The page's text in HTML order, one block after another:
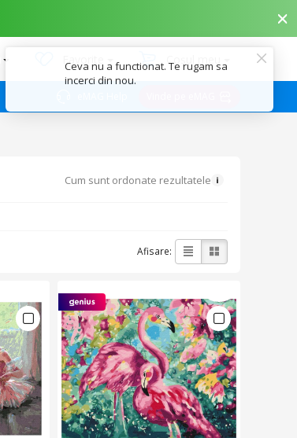
Favorite Coșul meu
Cum sunt ordonate rezultatele
Afisare: